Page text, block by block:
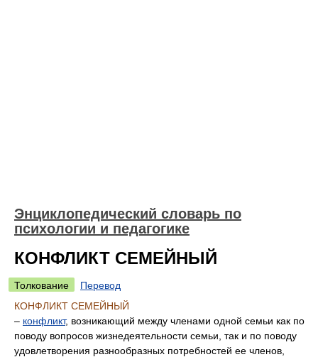
Энциклопедический словарь по
психологии и педагогике
КОНФЛИКТ СЕМЕЙНЫЙ
Толкование
Перевод
КОНФЛИКТ СЕМЕЙНЫЙ
– конфликт, возникающий между членами одной семьи как по
поводу вопросов жизнедеятельности семьи, так и по поводу
удовлетворения разнообразных потребностей ее членов,